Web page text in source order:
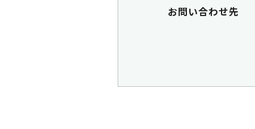
お問い合わせ先